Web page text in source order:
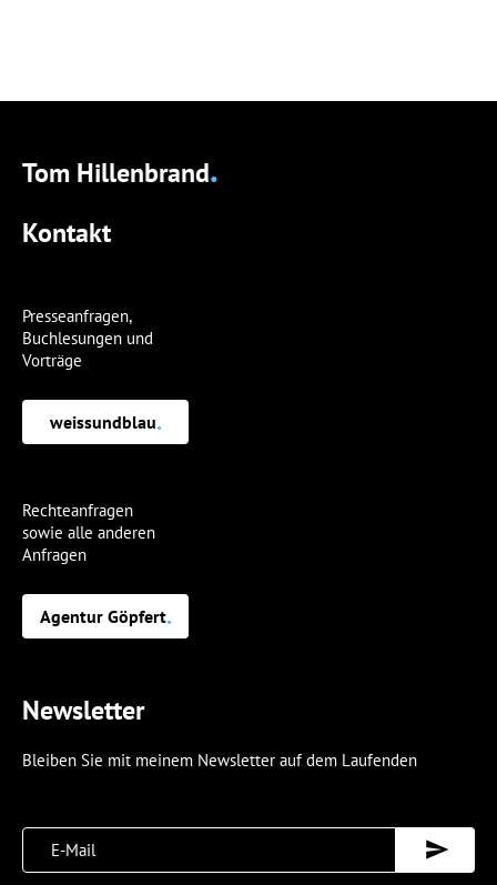
Tom Hillenbrand.
Kontakt
Presseanfragen,
Buchlesungen und
Vorträge
weissundblau.
Rechteanfragen
sowie alle anderen
Anfragen
Agentur Göpfert.
Newsletter
Bleiben Sie mit meinem Newsletter auf dem Laufenden